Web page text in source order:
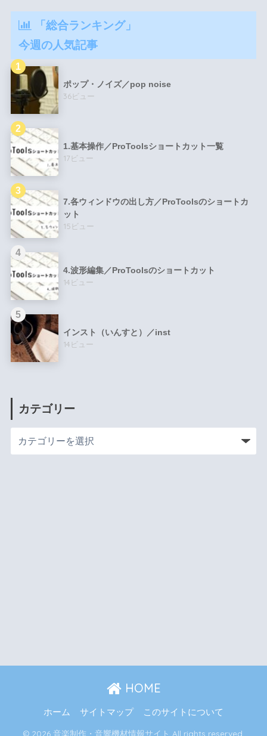
「総合ランキング」
今週の人気記事
ポップ・ノイズ／pop noise
36ビュー
1.基本操作／ProToolsショートカット一覧
17ビュー
7.各ウィンドウの出し方／ProToolsのショートカ
ット
15ビュー
4.波形編集／ProToolsのショートカット
14ビュー
インスト（いんすと）／inst
14ビュー
カテゴリー
HOME
ホーム サイトマップ このサイトについて
© 2026 音楽制作・音響機材情報サイト All rights reserved.